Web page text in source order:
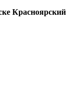
Красноярский